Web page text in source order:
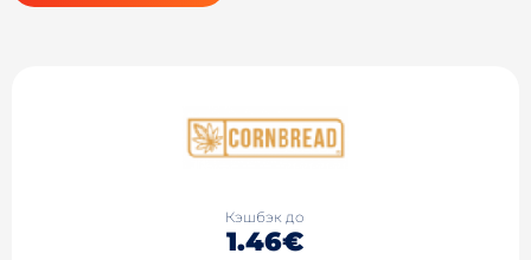
Кэшбэк до
1.46€